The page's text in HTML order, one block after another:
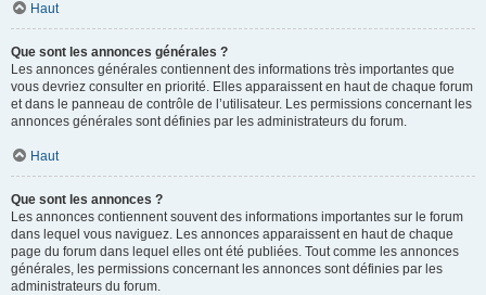
Haut
Que sont les annonces générales ?
Les annonces générales contiennent des informations très importantes que
vous devriez consulter en priorité. Elles apparaissent en haut de chaque forum
et dans le panneau de contrôle de l’utilisateur. Les permissions concernant les
annonces générales sont définies par les administrateurs du forum.
Haut
Que sont les annonces ?
Les annonces contiennent souvent des informations importantes sur le forum
dans lequel vous naviguez. Les annonces apparaissent en haut de chaque
page du forum dans lequel elles ont été publiées. Tout comme les annonces
générales, les permissions concernant les annonces sont définies par les
administrateurs du forum.